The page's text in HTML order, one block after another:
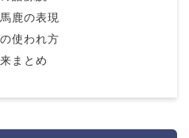
鹿の表現
使われ方
まとめ